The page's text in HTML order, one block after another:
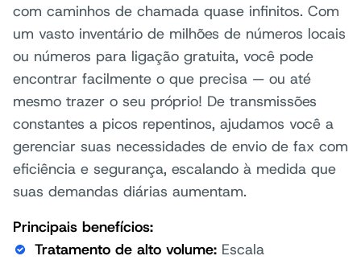
com caminhos de chamada quase infinitos. Com
um vasto inventário de milhões de números locais
ou números para ligação gratuita, você pode
encontrar facilmente o que precisa — ou até
mesmo trazer o seu próprio! De transmissões
constantes a picos repentinos, ajudamos você a
gerenciar suas necessidades de envio de fax com
eficiência e segurança, escalando à medida que
suas demandas diárias aumentam.
Principais benefícios:
Tratamento de alto volume: Escala